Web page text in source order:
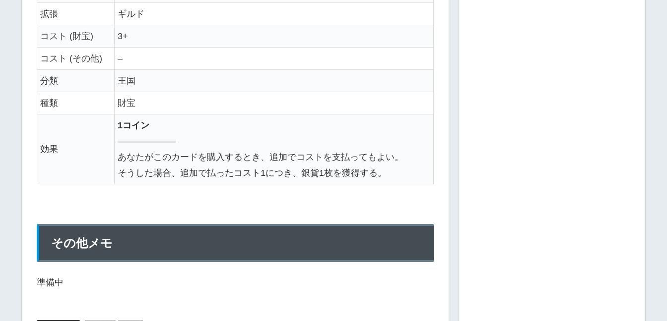
拡張 ギルド
コスト (財宝) 3+
コスト (その他) –
分類 王国
種類 財宝
効果
1コイン
——————–
あなたがこのカードを購入するとき、追加でコストを支払ってもよい。
そうした場合、追加で払ったコスト1につき、銀貨1枚を獲得する。
その他メモ
準備中